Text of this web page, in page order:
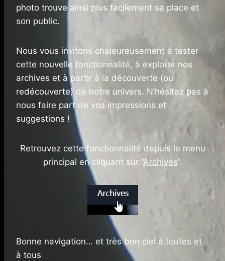
photo trouve ainsi plus facilement sa place et
son public.
Nous vous invitons chaleureusement à tester
cette nouvelle fonctionnalité, à explorer nos
archives et à partir à la découverte (ou
redécouverte) de notre univers. N’hésitez pas à
nous faire part de vos impressions et
suggestions !
Retrouvez cette fonctionnalité depuis le menu
principal en cliquant sur “Archives“.
Bonne navigation… et très bon ciel à toutes et
à tous